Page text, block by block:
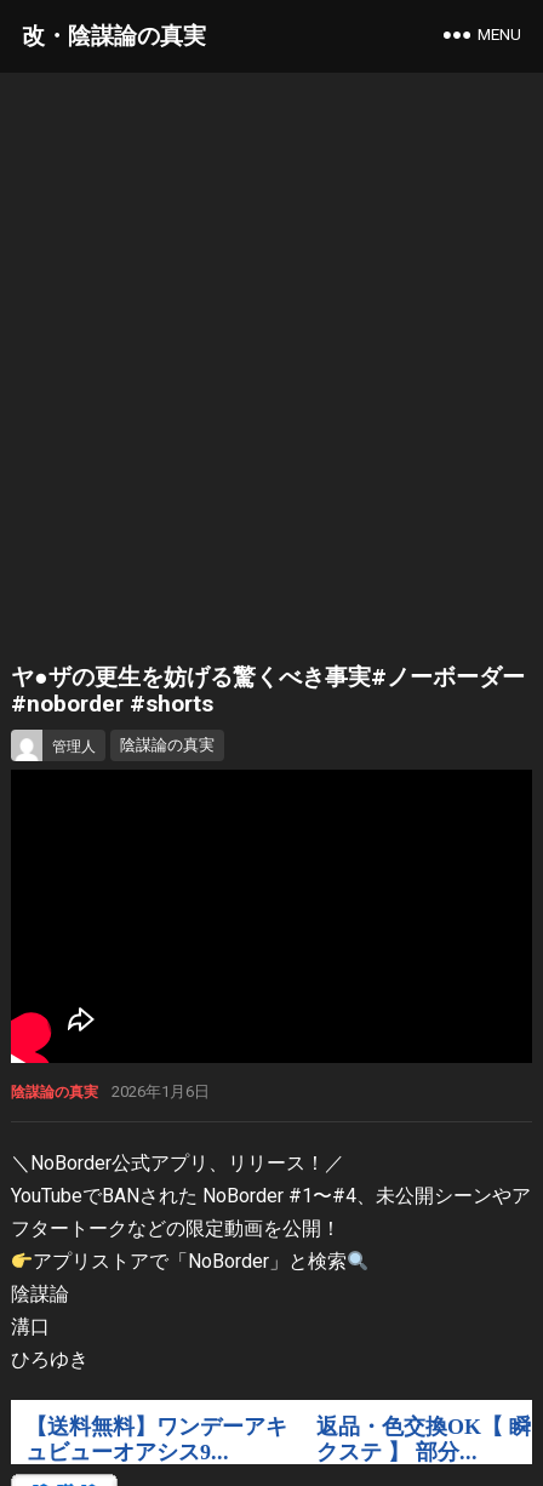
改・陰謀論の真実 MENU
ヤ●ザの更生を妨げる驚くべき事実#ノーボーダー
#noborder #shorts
管理人 陰謀論の真実
陰謀論の真実 2026年1月6日
＼NoBorder公式アプリ、リリース！／
YouTubeでBANされた NoBorder #1〜#4、未公開シーンやア
フタートークなどの限定動画を公開！
アプリストアで「NoBorder」と検索
陰謀論
溝口
ひろゆき